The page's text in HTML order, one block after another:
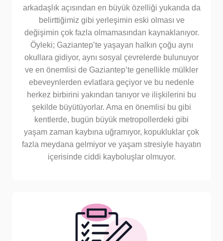
arkadaşlık açısından en büyük özelliği yukarıda da
belirttiğimiz gibi yerleşimin eski olması ve
değişimin çok fazla olmamasından kaynaklanıyor.
Öyleki; Gaziantep’te yaşayan halkın çoğu aynı
okullara gidiyor, aynı sosyal çevrelerde bulunuyor
ve en önemlisi de Gaziantep’te genellikle mülkler
ebeveynlerden evlatlara geçiyor ve bu nedenle
herkez birbirini yakından tanıyor ve ilişkilerini bu
şekilde büyütüyorlar. Ama en önemlisi bu gibi
kentlerde, bugün büyük metropollerdeki gibi
yaşam zaman kaybına uğramıyor, kopukluklar çok
fazla meydana gelmiyor ve yaşam stresiyle hayatın
içerisinde ciddi kayboluşlar olmuyor.